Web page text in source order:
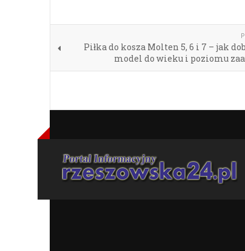
Piłka do kosza Molten 5, 6 i 7 – jak
model do wieku i poziomu